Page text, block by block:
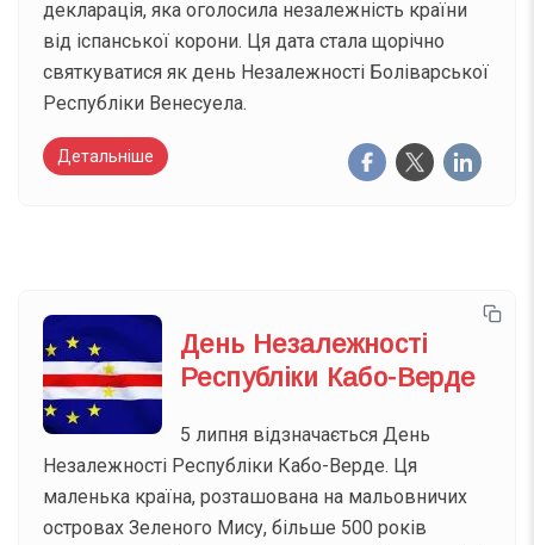
декларація, яка оголосила незалежність країни
від іспанської корони. Ця дата стала щорічно
святкуватися як день Незалежності Боліварської
Республіки Венесуела.
Детальніше
День Незалежності
Республіки Кабо-Верде
5 липня відзначається День
Незалежності Республіки Кабо-Верде. Ця
маленька країна, розташована на мальовничих
островах Зеленого Мису, більше 500 років